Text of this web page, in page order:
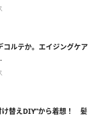
コルテか。エイジングケア
け替えDIY”から着想！ 髪